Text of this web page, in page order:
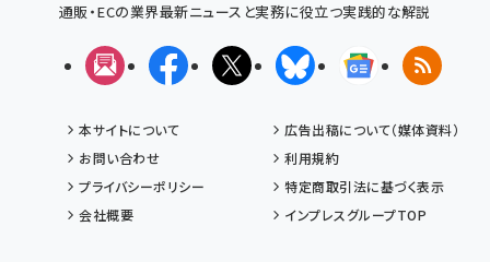
通販・ECの業界最新ニュースと実務に役立つ実践的な解説
メルマガFacebookX(エックス)BlueskyGoogleニュ
RSS
本サイトについて
広告出稿について（媒体資料）
お問い合わせ
利用規約
プライバシーポリシー
特定商取引法に基づく表示
会社概要
インプレスグループTOP